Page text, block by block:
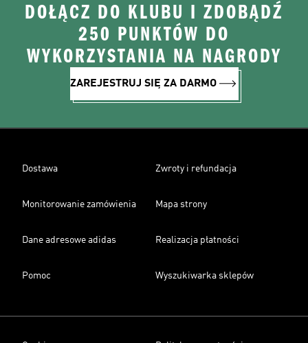
DOŁĄCZ DO KLUBU I ZDOBĄDŹ
250 PUNKTÓW DO
WYKORZYSTANIA NA NAGRODY
ZAREJESTRUJ SIĘ ZA DARMO
Dostawa Zwroty i refundacja
Monitorowanie zamówienia Mapa strony
Dane adresowe adidas Realizacja płatności
Pomoc Wyszukiwarka sklepów